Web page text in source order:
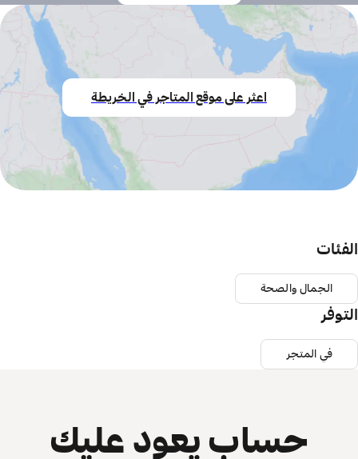
اعثر على موقع المتاجر في الخريطة
الفئات
الجمال والصحة
التوفر
في المتجر
حساب يعود عليك